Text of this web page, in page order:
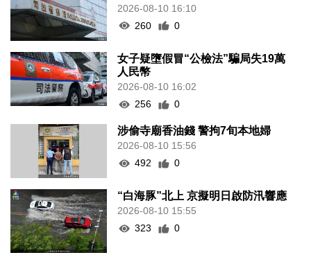
2026-08-10 16:10
260
0
女子疑墮假冒“公檢法”騙局失19萬
人民幣
2026-08-10 16:02
256
0
涉偷寺廟香油錢 警拘7旬本地婦
2026-08-10 15:56
492
0
“白海豚”北上 京擬明日啟防汛響應
2026-08-10 15:55
323
0